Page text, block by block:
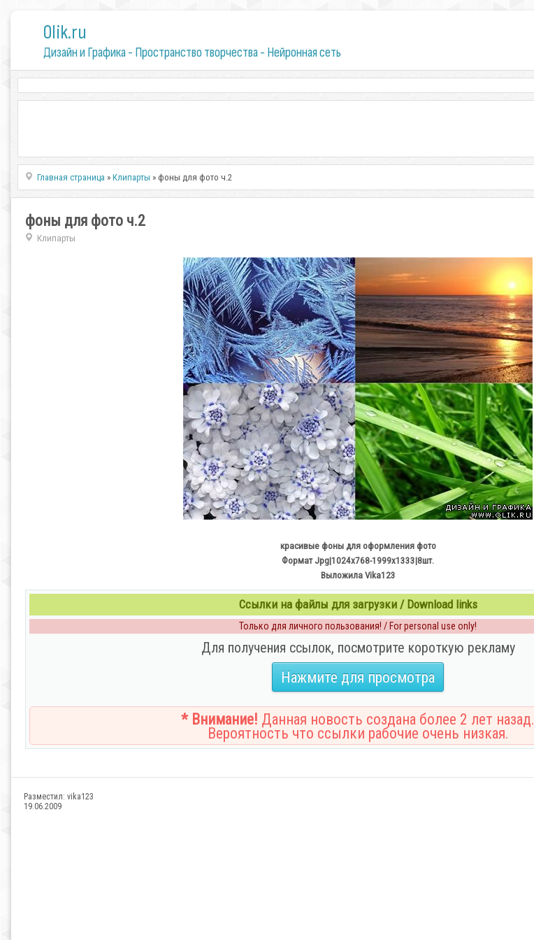
0lik.ru
Дизайн и Графика - Пространство творчества - Нейронная сеть
Главная страница »Клипарты » фоны для фото ч.2
фоны для фото ч.2
Клипарты
красивые фоны для оформления фото
Формат Jpg|1024x768-1999x1333|8шт.
Выложила Vika123
Ссылки на файлы для загрузки / Download links
Только для личного пользования! / For personal use only!
Для получения ссылок, посмотрите короткую рекламу
Нажмите для просмотра
* Внимание! Данная новость создана более 2 лет назад.
Вероятность что ссылки рабочие очень низкая.
Разместил: vika123
19.06.2009